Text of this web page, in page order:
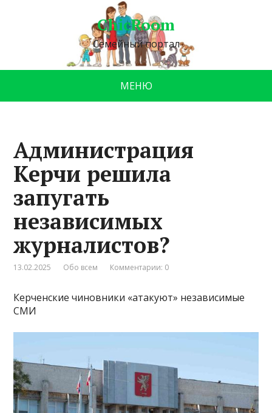
ChicRoom
Семейный портал
МЕНЮ
Администрация
Керчи решила
запугать
независимых
журналистов?
13.02.2025 Обо всем Комментарии: 0
Керченские чиновники «атакуют» независимые
СМИ